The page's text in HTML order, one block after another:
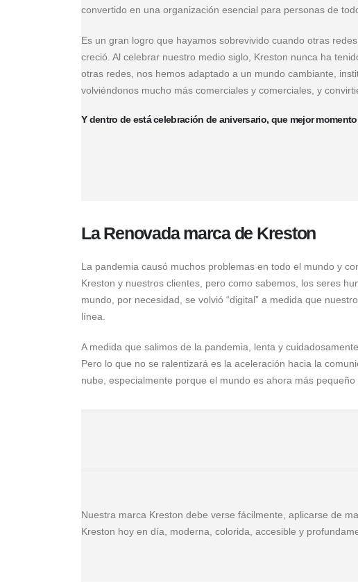
convertido en una organización esencial para personas de
Es un gran logro que hayamos sobrevivido cuando otras
creció. Al celebrar nuestro medio siglo, Kreston nunca ha
otras redes, nos hemos adaptado a un mundo cambiante,
volviéndonos mucho más comerciales y comerciales, y
Y dentro de está celebración de aniversario, que mejor
La Renovada marca de Kreston
La pandemia causó muchos problemas en todo el mundo y
Kreston y nuestros clientes, pero como sabemos, los seres
mundo, por necesidad, se volvió “digital” a medida que
línea.
A medida que salimos de la pandemia, lenta y
Pero lo que no se ralentizará es la aceleración hacia la
nube, especialmente porque el mundo es ahora más pequeño
Nuestra marca Kreston debe verse fácilmente, aplicarse de
Kreston hoy en día, moderna, colorida, accesible y